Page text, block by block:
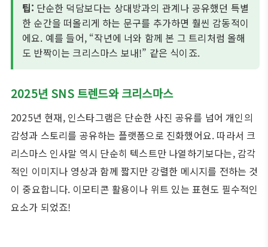
팁: 단순한 덕담보다는 상대방과의 관계나 공유했던 특별
한 순간을 떠올리게 하는 문구를 추가하면 훨씬 감동적이
에요. 예를 들어, “작년에 너와 함께 본 그 트리처럼 올해
도 반짝이는 크리스마스 보내!” 같은 식이죠.
2025년 SNS 트렌드와 크리스마스
2025년 현재, 인스타그램은 단순한 사진 공유를 넘어 개인의
감성과 스토리를 공유하는 플랫폼으로 진화했어요. 따라서 크
리스마스 인사말 역시 단순히 텍스트만 나열하기보다는, 감각
적인 이미지나 영상과 함께 짧지만 강렬한 메시지를 전하는 것
이 중요합니다. 이모티콘 활용이나 위트 있는 표현도 필수적인
요소가 되었죠!